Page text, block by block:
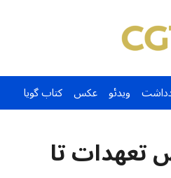
ویدئو عکس کتاب گویا
تعهدات تا